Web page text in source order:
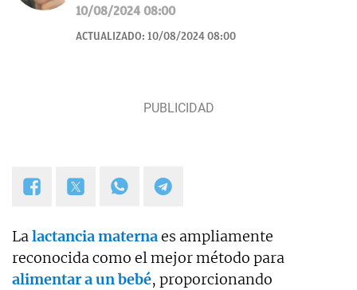
desde 2007.
10/08/2024 08:00
ACTUALIZADO: 10/08/2024 08:00
Lalactancia maternaes ampliamente
reconocida como el mejor método para
alimentar a un bebé, proporcionando